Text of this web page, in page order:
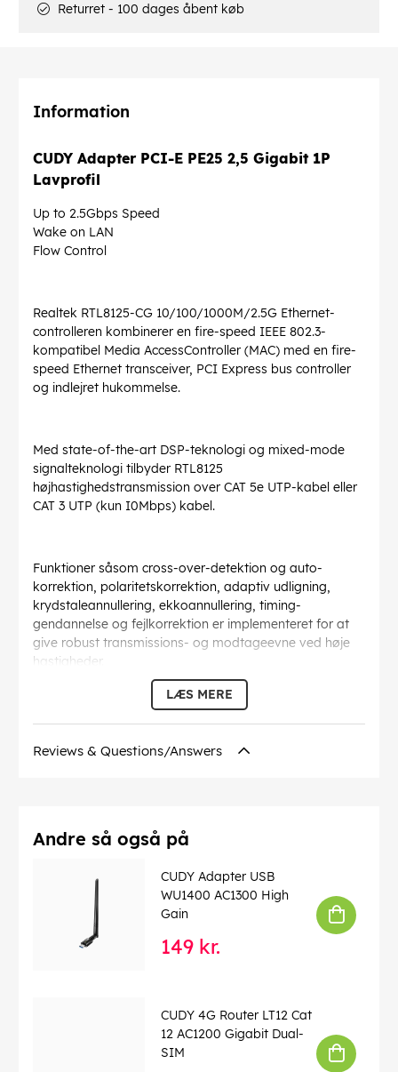
Returret - 100 dages åbent køb
Information
CUDY Adapter PCI-E PE25 2,5 Gigabit 1P
Lavprofil
Up to 2.5Gbps Speed
Wake on LAN
Flow Control
Realtek RTL8125-CG 10/100/1000M/2.5G Ethernet-
controlleren kombinerer en fire-speed IEEE 802.3-
kompatibel Media AccessController (MAC) med en fire-
speed Ethernet transceiver, PCI Express bus controller
og indlejret hukommelse.
Med state-of-the-art DSP-teknologi og mixed-mode
signalteknologi tilbyder RTL8125
højhastighedstransmission over CAT 5e UTP-kabel eller
CAT 3 UTP (kun I0Mbps) kabel.
Funktioner såsom cross-over-detektion og auto-
korrektion, polaritetskorrektion, adaptiv udligning,
krydstaleannullering, ekkoannullering, timing-
gendannelse og fejlkorrektion er implementeret for at
give robust transmissions- og modtageevne ved høje
hastigheder.
For mere information, se den downloadbare pdf-fil
under produktmediefanen nedenfor.
6971690791483
EAN:
LÆS MERE
Reviews & Questions/Answers
Andre så også på
CUDY Adapter USB
WU1400 AC1300 High
Gain
149 kr.
CUDY 4G Router LT12 Cat
12 AC1200 Gigabit Dual-
SIM